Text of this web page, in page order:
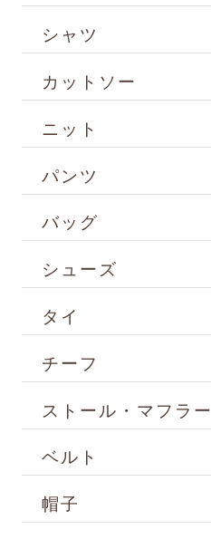
シャツ
カットソー
ニット
パンツ
バッグ
シューズ
タイ
チーフ
ストール・マフラー
ベルト
帽子